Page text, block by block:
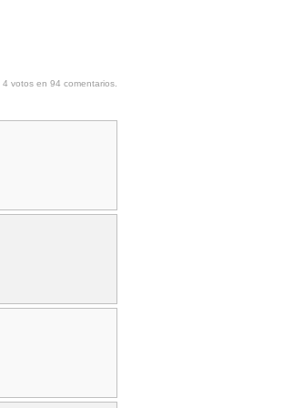
4 votos en 94 comentarios.